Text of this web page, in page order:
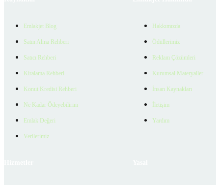
Emlakjet Blog
Satın Alma Rehberi
Satıcı Rehberi
Kiralama Rehberi
Konut Kredisi Rehberi
Ne Kadar Ödeyebilirim
Emlak Değeri
Verilerimiz
Hakkımızda
Ödüllerimiz
Reklam Çözümleri
Kurumsal Materyaller
İnsan Kaynakları
İletişim
Yardım